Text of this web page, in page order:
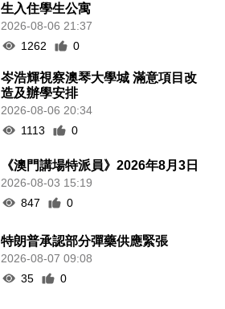
生入住學生公寓
2026-08-06 21:37
1262
0
岑浩輝視察澳琴大學城 滿意項目改
造及辦學安排
2026-08-06 20:34
1113
0
《澳門講場特派員》2026年8月3日
2026-08-03 15:19
847
0
特朗普承認部分彈藥供應緊張
2026-08-07 09:08
35
0